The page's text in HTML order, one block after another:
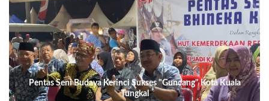
Pentas Seni Budaya Kerinci Sukses "Guncang" Kota Kuala
Tungkal